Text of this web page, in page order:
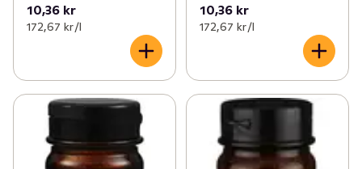
10,36 kr
172,67 kr /l
10,36 kr
172,67 kr /l